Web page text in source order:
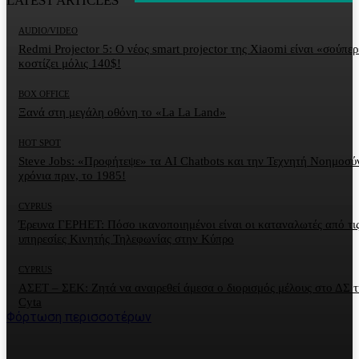
AUDIO/VIDEO
Redmi Projector 5: Ο νέος smart projector της Xiaomi είναι
κοστίζει μόλις 140$!
BOX OFFICE
Ξανά στη μεγάλη οθόνη το «La La Land»
HOT SPOT
Steve Jobs: «Προφήτεψε» τα AI Chatbots και την Τεχνητή
χρόνια πριν, το 1985!
CYPRUS
Έρευνα ΓΕΡΗΕΤ: Πόσο ικανοποιημένοι είναι οι καταναλωτές από
υπηρεσίες Κινητής Τηλεφωνίας στην Κύπρο
CYPRUS
ΑΣΕΤ – ΣΕΚ: Ζητά να αναιρεθεί άμεσα ο διορισμός μέλους στο ΔΣ
Cyta
Φόρτωση περισσοτέρων